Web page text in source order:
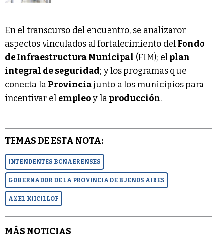
En el transcurso del encuentro, se analizaron
aspectos vinculados al fortalecimiento delFondo
de Infraestructura Municipal (FIM); el plan
integral de seguridad; y los programas que
conecta la Provinciajunto a los municipios para
incentivar el empleo y la producción.
TEMAS DE ESTA NOTA:
INTENDENTES BONAERENSES
GOBERNADOR DE LA PROVINCIA DE BUENOS AIRES
AXEL KIICILLOF
MÁS NOTICIAS